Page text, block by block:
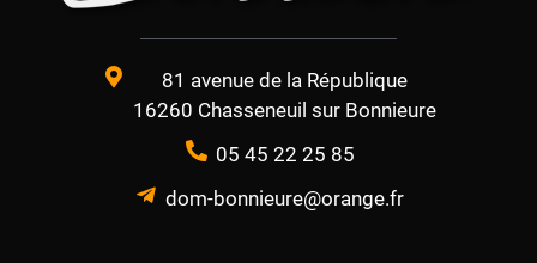
81 avenue de la République
16260 Chasseneuil sur Bonnieure
05 45 22 25 85
dom-bonnieure@orange.fr